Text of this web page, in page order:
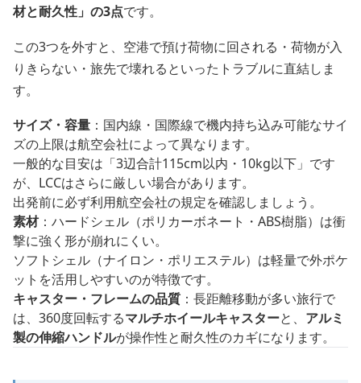
材と耐久性」の3点です。
この3つを外すと、空港で預け荷物に回される・荷物が入
りきらない・旅先で壊れるといったトラブルに直結しま
す。
サイズ・容量 ：国内線・国際線で機内持ち込み可能なサイ
ズの上限は航空会社によって異なります。
一般的な目安は「3辺合計115cm以内・10kg以下」です
が、LCCはさらに厳しい場合があります。
出発前に必ず利用航空会社の規定を確認しましょう。
素材：ハードシェル（ポリカーボネート・ABS樹脂）は衝
撃に強く形が崩れにくい。
ソフトシェル（ナイロン・ポリエステル）は軽量で外ポケ
ットを活用しやすいのが特徴です。
キャスター・フレームの品質 ：長距離移動が多い旅行で
は、360度回転するマルチホイールキャスターと、 アルミ
製の伸縮ハンドルが操作性と耐久性のカギになります。